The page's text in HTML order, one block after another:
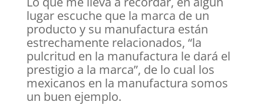
lugar escuche que la marca de un
producto y su manufactura están
estrechamente relacionados, “la
pulcritud en la manufactura le dará el
prestigio a la marca”, de lo cual los
mexicanos en la manufactura somos
un buen ejemplo.